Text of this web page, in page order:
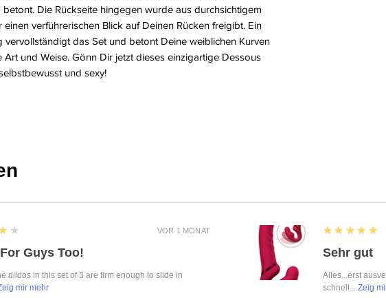
betont. Die Rückseite hingegen wurde aus durchsichtigem
verführerischen Blick auf Deinen Rücken freigibt. Ein
vervollständigt das Set und betont Deine weiblichen Kurven
Art und Weise. Gönn Dir jetzt dieses einzigartige Dessous
und sexy!
VOR 1 MONAT
Guys Too!
dildos in this set of 3 are firm enough to slide in
mir mehr
5
★★★★★
Sehr gut
Alles...erst
schnell....Zeig